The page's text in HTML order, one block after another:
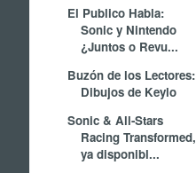
El Publico Habla:
Sonic y Nintendo
¿Juntos o Revu...
Buzón de los Lectores:
Dibujos de Keylo
Sonic & All-Stars
Racing Transformed,
ya disponibl...